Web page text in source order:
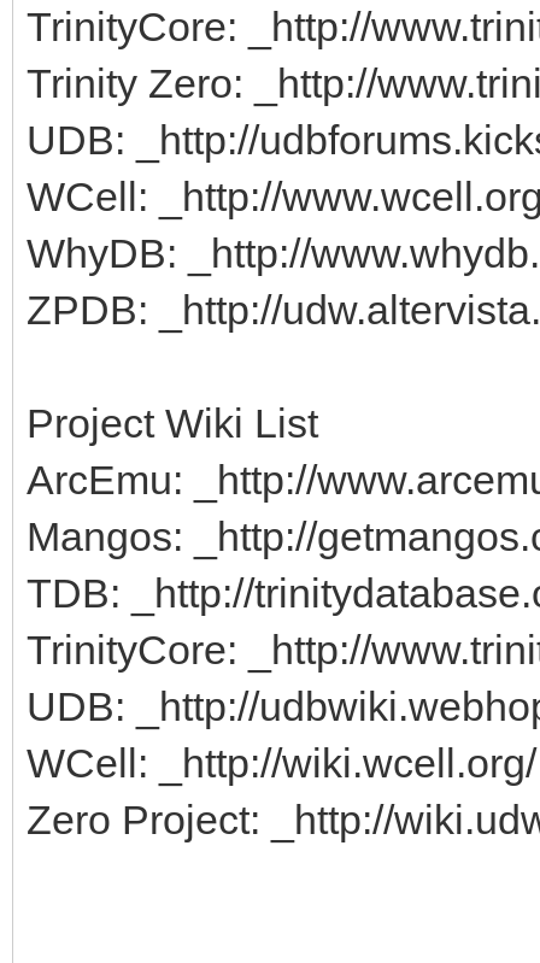
TrinityCore: _http://
Trinity Zero: _http://
UDB: _http://
WCell: _http://
WhyDB: _http://
ZPDB: _http://
Project Wiki List
ArcEmu: _http://
Mangos: _http://
TDB: _http://
TrinityCore: _http://
UDB: _http://
WCell: _http://wiki.wcell.org/
Zero Project: _http://